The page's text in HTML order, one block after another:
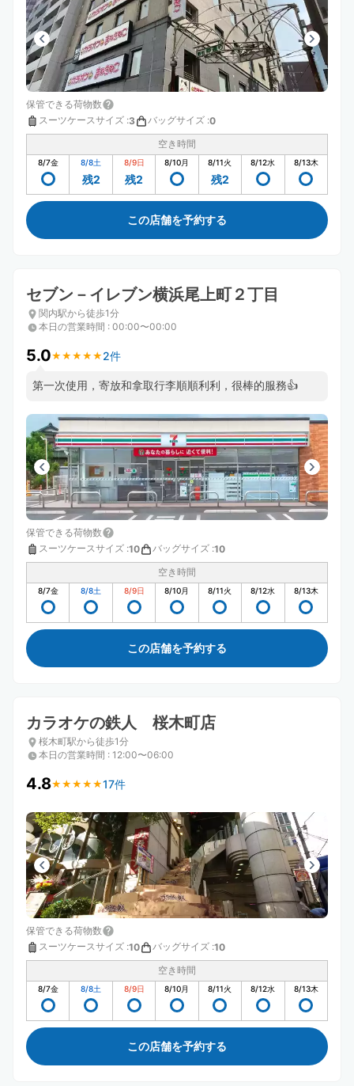
保管できる荷物数
スーツケースサイズ :3 バッグサイズ :0
空き時間
8/7金 8/8土
残2
8/9日
残2
8/10月 8/11火
残2
8/12水 8/13木
この店舗を予約する
セブン－イレブン横浜尾上町２丁目
関内駅から徒歩1分
本日の営業時間 : 00:00〜00:00
5.0★ ★ ★ ★ ★
★ ★ ★ ★ ★ 2件
第一次使用，寄放和拿取行李順順利利，很棒的服務👍
保管できる荷物数
スーツケースサイズ :10 バッグサイズ :10
空き時間
8/7金 8/8土 8/9日 8/10月 8/11火 8/12水 8/13木
この店舗を予約する
カラオケの鉄人 桜木町店
桜木町駅から徒歩1分
本日の営業時間 : 12:00〜06:00
4.8★ ★ ★ ★ ★
★ ★ ★ ★ ★17件
保管できる荷物数
スーツケースサイズ :10 バッグサイズ :10
空き時間
8/7金 8/8土 8/9日 8/10月 8/11火 8/12水 8/13木
この店舗を予約する